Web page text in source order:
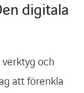
digitala
och
att förenkla